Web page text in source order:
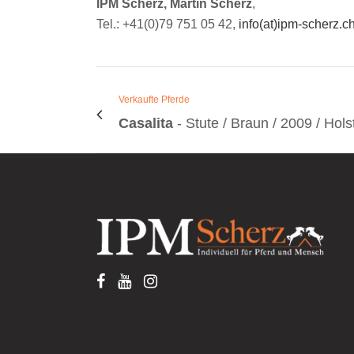
IPM Scherz, Martin Scherz,
Tel.: +41(0)79 751 05 42, info(at)ipm-
Verkaufte Pferde
Casalita - Stute / Braun / 2009 /